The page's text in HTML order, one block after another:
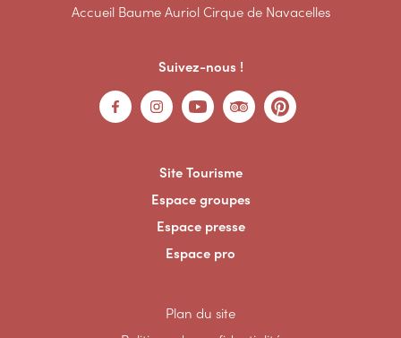
Accueil Baume Auriol Cirque de Navacelles
Suivez-nous !
Site Tourisme
Espace groupes
Espace presse
Espace pro
Plan du site